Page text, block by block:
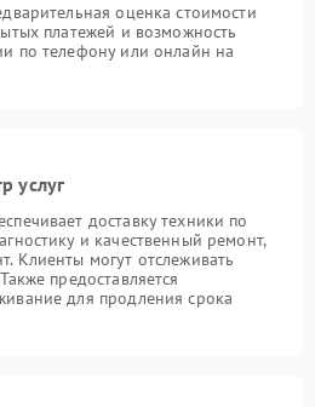
оценка стоимости
платежей и возможность
по телефону или онлайн на
услуг
доставку техники по
и качественный ремонт,
Клиенты могут отслеживать
предоставляется
для продления срока